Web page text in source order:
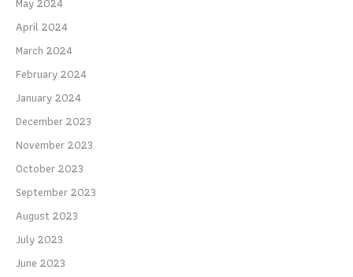
April 2024
March 2024
February 2024
January 2024
December 2023
November 2023
October 2023
September 2023
August 2023
July 2023
June 2023